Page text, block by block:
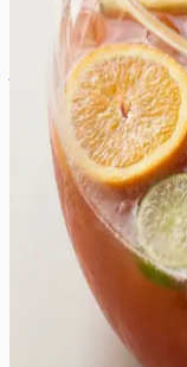
harmoonilises
pressitud
joogile kergust ja
valikuks suurtele
koosviibimistele.
hapukas, kus
kihtide vahele,
näeb
kaunistada
mis lisavad joogile
suurepärane valik
muudeks
enamat kui lihtsalt
valmistusviisile ja
unistus,